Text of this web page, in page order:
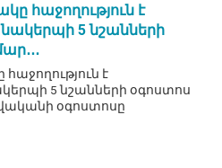
հաջողություն է
5 նշանների
է
5 նշանների օգոստոս
օգոստոսը